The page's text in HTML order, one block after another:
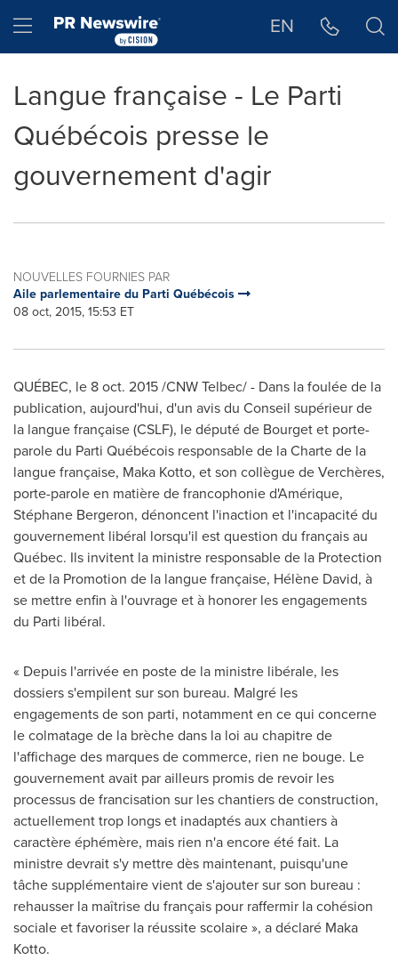
Hamburger menu EN
Langue française - Le Parti
Québécois presse le
gouvernement d'agir
NOUVELLES FOURNIES PAR
Aile parlementaire du Parti Québécois
08 oct, 2015, 15:53 ET
QUÉBEC, le 8 oct. 2015/CNW Telbec/ - Dans la foulée de la
publication, aujourd'hui, d'un avis du Conseil supérieur de
la langue française (CSLF), le député de Bourgetet porte-
parole du Parti Québécois responsable de la Charte de la
langue française, Maka Kotto, et son collègue de Verchères,
porte-parole en matière de francophonie d'Amérique,
Stéphane Bergeron, dénoncent l'inaction et l'incapacité du
gouvernement libéral lorsqu'il est question du français au
Québec. Ils invitent la ministre responsable de la Protection
et de la Promotion de la langue française, Hélène David, à
se mettre enfin à l'ouvrage et à honorer les engagements
du Parti libéral.
« Depuis l'arrivée en poste de la ministre libérale, les
dossiers s'empilent sur son bureau. Malgré les
engagements de son parti, notamment en ce qui concerne
le colmatage de la brèche dans la loi au chapitre de
l'affichage des marques de commerce, rien ne bouge. Le
gouvernement avait par ailleurs promis de revoir les
processus de francisation sur les chantiers de construction,
actuellement trop longs et inadaptés aux chantiers à
caractère éphémère, mais rien n'a encore été fait. La
ministre devrait s'y mettre dès maintenant, puisqu'une
tâche supplémentaire vient de s'ajouter sur son bureau :
rehausser la maîtrise du français pour raffermir la cohésion
sociale et favoriser la réussite scolaire », a déclaré Maka
Kotto.